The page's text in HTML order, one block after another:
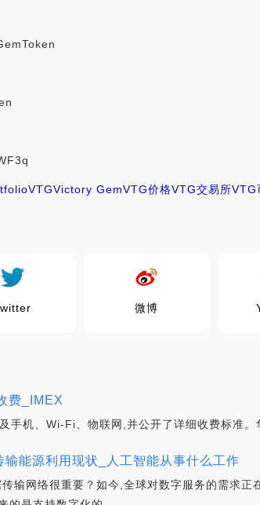
VTGVictory GemVTG价格VTG交易所VTG
微博
费_IMEX
手机、Wi-Fi、物联网,并公开了详细收费标准
能源利用现状_人工智能从事什么工作
输网络很重要？如今,全球对数字服务的需求